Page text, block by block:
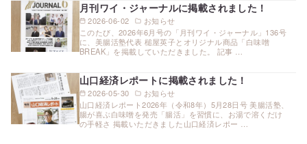
2026-06-02 お知らせ
月刊ワイ・ジャーナルに掲載されました！
このたび、2026年6月号の「月刊ワイ・ジャーナル」136号
に、美腸活塾代表 槌屋英子とオリジナル商品「白味噌
BREAK」を掲載していただきました。 記事 …
2026-05-30 お知らせ
山口経済レポートに掲載されました！
山口経済レポート2026年（令和8年）5月28日号 美腸活塾、
腸が喜ぶ白味噌を発売「腸活」を習慣に、お湯で溶くだけ
の手軽さ 掲載いただきました山口経済レポー …